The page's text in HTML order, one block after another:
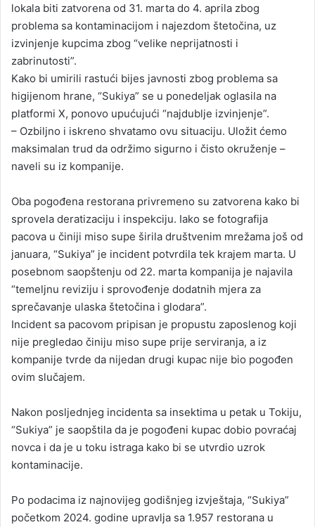
lokala biti zatvorena od 31. marta do 4. aprila zbog
problema sa kontaminacijom i najezdom štetočina, uz
izvinjenje kupcima zbog “velike neprijatnosti i
zabrinutosti”.
Kako bi umirili rastući bijes javnosti zbog problema sa
higijenom hrane, “Sukiya” se u ponedeljak oglasila na
platformi X, ponovo upućujući “najdublje izvinjenje”.
– Ozbiljno i iskreno shvatamo ovu situaciju. Uložit ćemo
maksimalan trud da održimo sigurno i čisto okruženje –
naveli su iz kompanije.
Oba pogođena restorana privremeno su zatvorena kako bi
sprovela deratizaciju i inspekciju. Iako se fotografija
pacova u činiji miso supe širila društvenim mrežama još od
januara, “Sukiya” je incident potvrdila tek krajem marta. U
posebnom saopštenju od 22. marta kompanija je najavila
“temeljnu reviziju i sprovođenje dodatnih mjera za
sprečavanje ulaska štetočina i glodara”.
Incident sa pacovom pripisan je propustu zaposlenog koji
nije pregledao činiju miso supe prije serviranja, a iz
kompanije tvrde da nijedan drugi kupac nije bio pogođen
ovim slučajem.
Nakon posljednjeg incidenta sa insektima u petak u Tokiju,
“Sukiya” je saopštila da je pogođeni kupac dobio povraćaj
novca i da je u toku istraga kako bi se utvrdio uzrok
kontaminacije.
Po podacima iz najnovijeg godišnjeg izvještaja, “Sukiya”
početkom 2024. godine upravlja sa 1.957 restorana u